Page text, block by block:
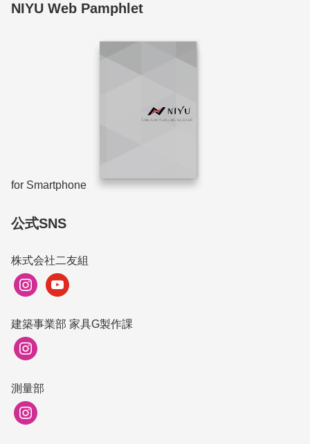
NIYU Web Pamphlet
for Smartphone
公式SNS
株式会社二友組
instagramyoutube
建築事業部 家具G製作課
instagram
測量部
instagram